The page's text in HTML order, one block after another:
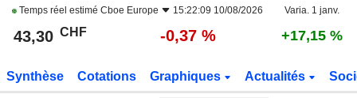
Temps réel estimé Cboe Europe 15:22:09 10/08/2026 Varia. 1 janv.
43,30 CHF -0,37 % +17,15 %
Synthèse Cotations Graphiques Actualités